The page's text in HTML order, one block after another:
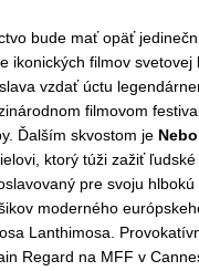
bude mať opäť
ikonických filmov
vzdať úctu
filmovom
Ďalším skvostom je
ktorý túži zažiť
pre svoju
moderného
Lanthimosa.
Regard na MFF v